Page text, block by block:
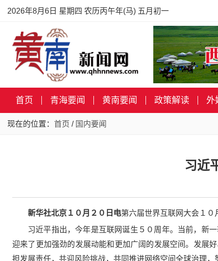
2026年8月6日 星期四 农历丙午年(马) 五月初一
首页 青海要闻 黄南要闻 政策解读 外
现在的位置： 首页 / 国内要闻
习近
新华社北京１０月２０日电第六届世界互联网大会１
习近平指出，今年是互联网诞生５０周年。当前，新
迎来了更加强劲的发展动能和更加广阔的发展空间。发展
担发展责任，共迎风险挑战，共同推进网络空间全球治理